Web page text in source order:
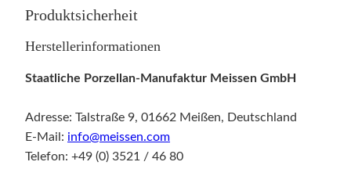
b
"
e
n
g
Produktsicherheit
Herstellerinformationen
Staatliche Porzellan-Manufaktur Meissen GmbH
Adresse: Talstraße 9, 01662 Meißen, Deutschland
E-Mail: info@meissen.com
Telefon: +49 (0) 3521 / 46 80